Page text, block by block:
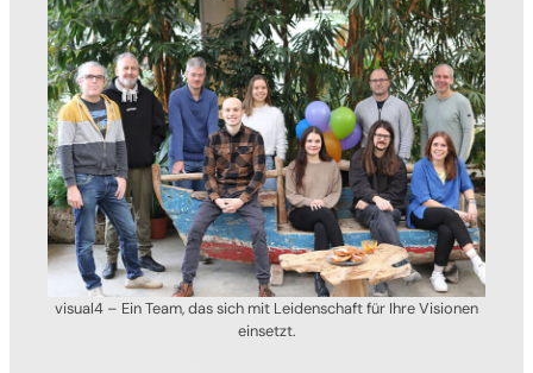
visual4 – Ein Team, das sich mit Leidenschaft für Ihre Visionen
einsetzt.